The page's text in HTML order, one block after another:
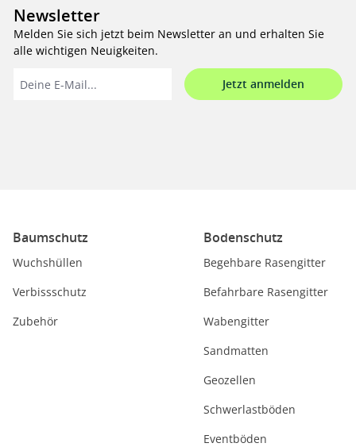
Newsletter
Melden Sie sich jetzt beim Newsletter an und erhalten Sie
alle wichtigen Neuigkeiten.
Jetzt anmelden
Baumschutz
Wuchshüllen
Verbissschutz
Zubehör
Bodenschutz
Begehbare Rasengitter
Befahrbare Rasengitter
Wabengitter
Sandmatten
Geozellen
Schwerlastböden
Eventböden